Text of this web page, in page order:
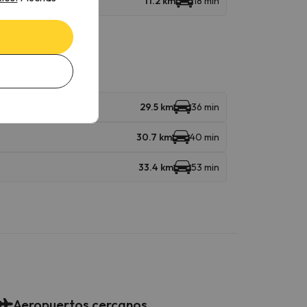
29.5 km 36 min
30.7 km 40 min
33.4 km 53 min